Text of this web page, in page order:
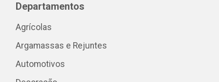
Departamentos
Agrícolas
Argamassas e Rejuntes
Automotivos